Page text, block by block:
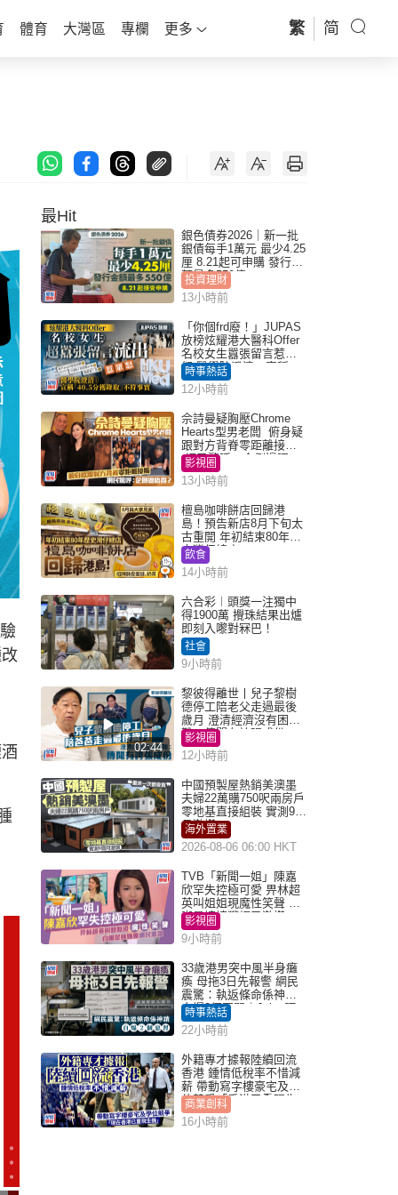
體育 大灣區 專欄 更多 繁 简
最Hit
銀色債券2026｜新一批
銀債每手1萬元 最少4.25
厘 8.21起可申購 發行金
額最多550億
投資理財
13小時前
「你個frd廢！」JUPAS
放榜炫耀港大醫科Offer
名校女生囂張留言惹眾
怒 醫學院澄清：宣稱
「40.5分獲錄取」不符事
實｜Juicy叮
時事熱話
12小時前
佘詩曼疑胸壓Chrome
Hearts型男老闆 俯身疑
跟對方背脊零距離接觸
網民驚呼：企側邊唔
得？
影視圈
13小時前
檀島咖啡餅店回歸港
島！預告新店8月下旬太
古重開 年初結束80年歷
史灣仔總店
飲食
14小時前
六合彩︱頭獎一注獨中
得1900萬 攪珠結果出爐
即刻入嚟對冧巴！
社會
9小時前
02:44
黎彼得離世丨兒子黎樹
德停工陪老父走過最後
歲月 澄清經濟沒有困
難：傳聞有誇張成份
影視圈
12小時前
中國預製屋熱銷美澳墨
夫婦22萬購750呎兩房戶
零地基直接組裝 實測9個
月激讚
海外置業
2026-08-06 06:00 HKT
TVB「新聞一姐」陳嘉
欣罕失控極可愛 畀林超
英叫姐姐現魔性笑聲 自
嘲是姨姨獲網民激讚
影視圈
9小時前
33歲港男突中風半身癱
瘓 母拖3日先報警 網民
震驚：執返條命係神蹟
自爆2個惡習｜Juicy叮
時事熱話
22小時前
外籍專才據報陸續回流
香港 鍾情低稅率不惜減
薪 帶動寫字樓豪宅及學
位競爭「香港已重現生
機」
商業創科
16小時前